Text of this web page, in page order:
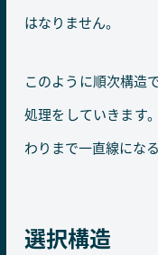
はなりません。
このように順次構造
処理をしていきます
わりまで一直線にな
選択構造